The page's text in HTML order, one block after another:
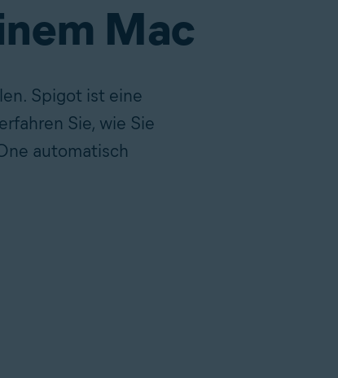
Mac
Spigot ist eine
Sie, wie Sie
automatisch